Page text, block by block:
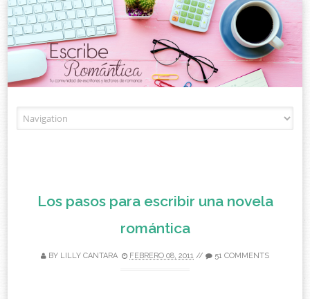
Los pasos para escribir una novela
romántica
BY LILLY CANTARA FEBRERO 08, 2011 // 51 COMMENTS